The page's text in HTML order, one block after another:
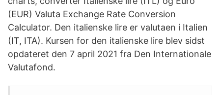
(EUR) Valuta Exchange Rate Conversion
Calculator. Den italienske lire er valutaen i Italien
(IT, ITA). Kursen for den italienske lire blev sidst
opdateret den 7 april 2021 fra Den Internationale
Valutafond.